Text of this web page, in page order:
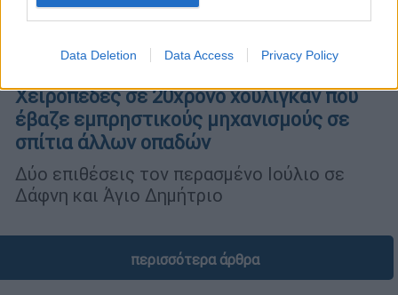
Data Deletion Data Access Privacy Policy
Χειροπέδες σε 20χρονο χούλιγκαν που
έβαζε εμπρηστικούς μηχανισμούς σε
σπίτια άλλων οπαδών
Δύο επιθέσεις τον περασμένο Ιούλιο σε
Δάφνη και Άγιο Δημήτριο
περισσότερα άρθρα